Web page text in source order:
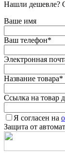
Нашли дешевле?
Ваше имя
Ваш телефон*
Электронная
Название товара*
Ссылка на товар
Я согласен на
Защита от